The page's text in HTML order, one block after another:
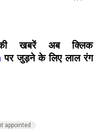
की खबरें अब क्लिक
पर जुड़ने के लिए लाल रंग
appointed